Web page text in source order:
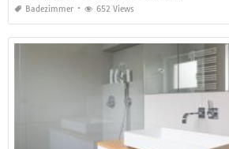
Badezimmer 652 Views